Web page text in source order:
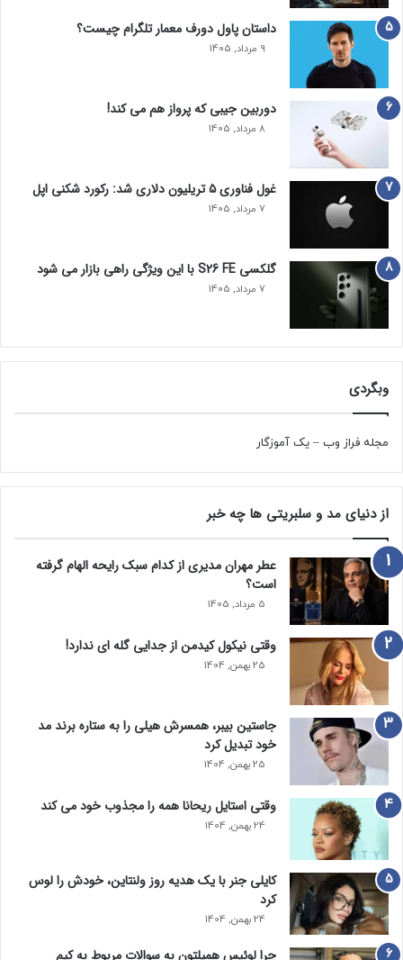
داستان پاول دورف معمار تلگرام چیست؟
9 مرداد, 1405
دوربین جیبی که پرواز هم می‌ کند!
8 مرداد, 1405
غول فناوری ۵ تریلیون دلاری شد: رکورد شکنی اپل
7 مرداد, 1405
گلکسی S26 FE با این ویژگی راهی بازار می شود
7 مرداد, 1405
وبگردی
مجله فراز وب – یک آموزگار
از دنیای مد و سلبریتی ها چه خبر
عطر مهران مدیری از کدام سبک رایحه الهام گرفته
است؟
5 مرداد, 1405
وقتی نیکول کیدمن از جدایی گله ای ندارد!
25 بهمن, 1404
جاستین بیبر، همسرش هیلی را به ستاره برند مد
خود تبدیل کرد
25 بهمن, 1404
وقتی استایل ریحانا همه را مجذوب خود می‌ کند
24 بهمن, 1404
کایلی جنر با یک هدیه روز ولنتاین، خودش را لوس
کرد
24 بهمن, 1404
چرا لوئیس همیلتون به سوالات مربوط به کیم